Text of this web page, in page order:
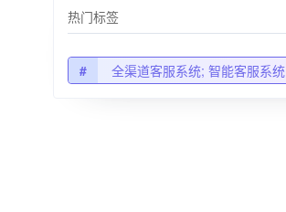
热门标签
# 全渠道客服系统; 智能客服系统